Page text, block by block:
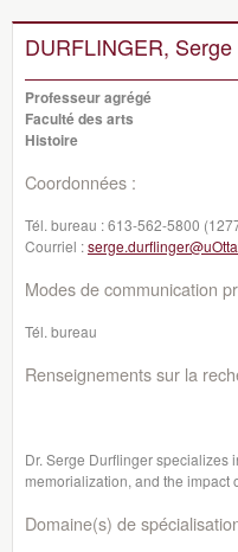
DURFLINGER,
Professeur agrégé
Faculté des arts
Histoire
Coordonnées :
Tél. bureau :613-562-5800
Courriel :
Modes de communication
Tél. bureau
Renseignements sur la
Dr. Serge Durflinger specializes
memorialization, and the impact
Domaine(s) de